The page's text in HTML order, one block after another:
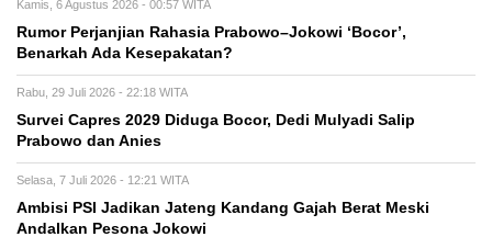
Kamis, 6 Agustus 2026 - 00:57 WITA
Rumor Perjanjian Rahasia Prabowo–Jokowi ‘Bocor’,
Benarkah Ada Kesepakatan?
Rabu, 29 Juli 2026 - 22:18 WITA
Survei Capres 2029 Diduga Bocor, Dedi Mulyadi Salip
Prabowo dan Anies
Selasa, 7 Juli 2026 - 12:21 WITA
Ambisi PSI Jadikan Jateng Kandang Gajah Berat Meski
Andalkan Pesona Jokowi